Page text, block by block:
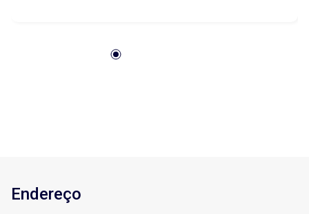
planejado, tranquilo e em constante valorização,
essa ótima oportunidade!
Endereço